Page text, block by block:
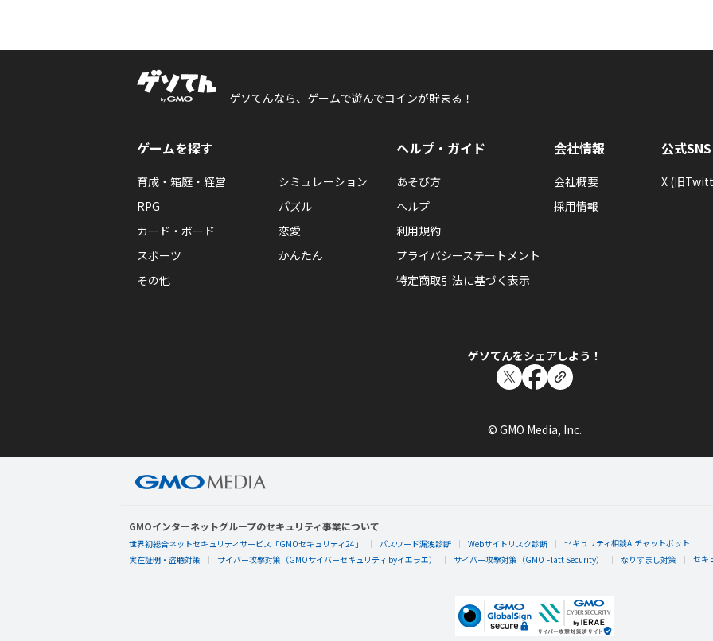
ゲソてんなら、ゲームで遊んでコインが貯まる！
ゲームを探す
育成・箱庭・経営
シミュレーション
RPG
パズル
カード・ボード
恋愛
スポーツ
かんたん
その他
ヘルプ・ガイド
あそび方
ヘルプ
利用規約
プライバシーステートメント
特定商取引法に基づく表示
会社情報
会社概要
採用情報
公式SNS
X (旧
ゲソてんをシェアしよう！
© GMO Media, Inc.
GMOインターネットグループのセキュリティ事業について
世界初総合ネットセキュリティサービス「GMOセキュリティ24」 パスワード漏洩診断 Webサイトリスク診断
セキュリティ相談AIチャットボット
実在証明・盗聴対策
サイバー攻撃対策（GMOサイバーセキュリティ byイエラエ） サイバー攻撃対策（GMO Flatt Security） なりすまし対策 セキ